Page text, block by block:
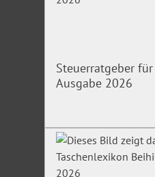
Steuerratgeber
Ausgabe 2026